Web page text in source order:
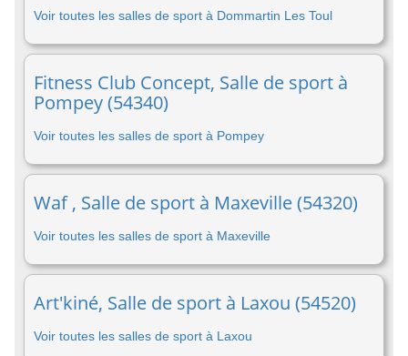
Voir toutes les salles de sport à Dommartin Les Toul
Fitness Club Concept, Salle de sport à
Pompey (54340)
Voir toutes les salles de sport à Pompey
Waf , Salle de sport à Maxeville (54320)
Voir toutes les salles de sport à Maxeville
Art'kiné, Salle de sport à Laxou (54520)
Voir toutes les salles de sport à Laxou